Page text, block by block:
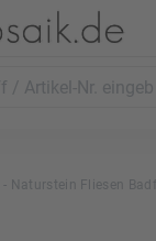
Naturstein Fliesen